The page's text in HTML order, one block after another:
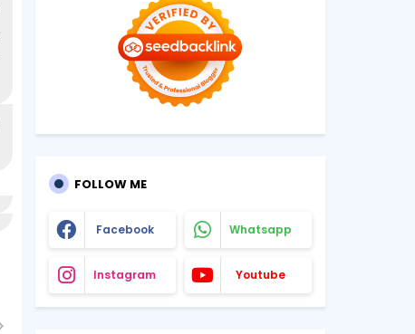
FOLLOW ME
Facebook Whatsapp
Instagram Youtube